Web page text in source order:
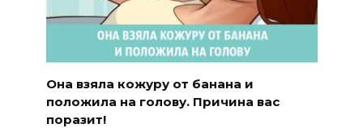
Она взяла кожуру от банана и
положила на голову. Причина вас
поразит!